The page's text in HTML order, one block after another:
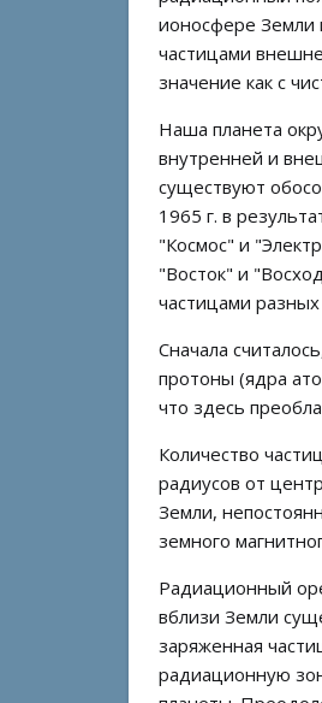
ионосфере Земли
частицами
значение как с
Наша планета
внутренней и
существуют
1965 г. в
"Космос" и
"Восток" и
частицами
Сначала
протоны (ядра
что здесь
Количество
радиусов от
Земли,
земного
Радиационный
вблизи Земли
заряженная
радиационную